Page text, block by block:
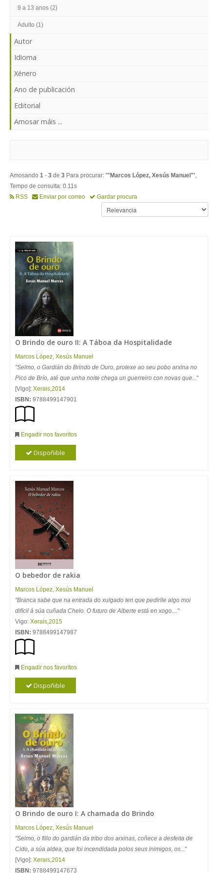
9 a 13 anos (2)
Adulto (1)
Autor
Idioma
Xénero
Ano de publicación
Editorial
Amosar máis ...
Amosando 1 - 3 de 3 Para procurar: '"Marcos López, Xesús Manuel"',
Tempo de consulta: 0.11s
RSS
Enviar por correo Gardar procura
O Brindo de ouro II: A Táboa da Hospitalidade
Marcos López, Xesús Manuel
"Selmo, o Gardián do Brindo de Ouro, protexe ao seu pobo arxina no
Pico de Brío, até que unha noite chega un guerreiro con novas que..."
[Vigo]: Xerais,2014
ISBN: 9788499147901
Engadir nos favoritos
Dispoñible
O bebedor de rakia
Marcos López, Xesús Manuel
"Branca sabe que na entrada do xulgado ten que pedirlle algo moi
difícil á súa cuñada Chelo. O futuro de Alberte está en xogo...."
Vigo: Xerais,2015
ISBN: 9788499147987
Engadir nos favoritos
Dispoñible
O Brindo de ouro I: A chamada do Brindo
Marcos López, Xesús Manuel
"Selmo, o fillo do gardián da tribo dos arxinas, coñece a desfeita de
Cido, a súa aldea, que foi incendidada polos seus inimigos, os..."
[Vigo]: Xerais,2014
ISBN: 9788499147673